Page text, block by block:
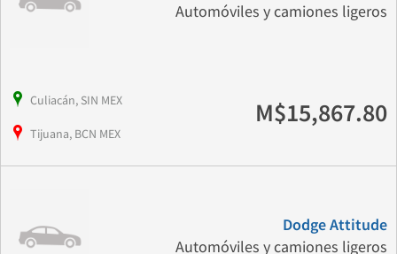
Automóviles y camiones ligeros
Culiacán, SIN MEX
Tijuana, BCN MEX
M$15,867.80
Dodge Attitude
Automóviles y camiones ligeros